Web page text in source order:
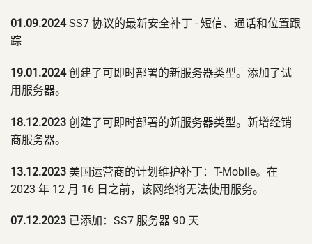
01.09.2024SS7 协议的最新安全补丁 - 短信、通话和位置跟
踪
19.01.2024创建了可即时部署的新服务器类型。添加了试
用服务器。
18.12.2023 创建了可即时部署的新服务器类型。新增经销
商服务器。
13.12.2023 美国运营商的计划维护补丁：T-Mobile。在
2023 年 12 月 16 日之前，该网络将无法使用服务。
07.12.2023 已添加：SS7 服务器 90 天